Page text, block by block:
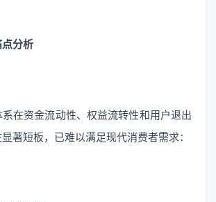
分析
在资金流动性、权益流转性和用户退出
著短板，已难以满足现代消费者需求：